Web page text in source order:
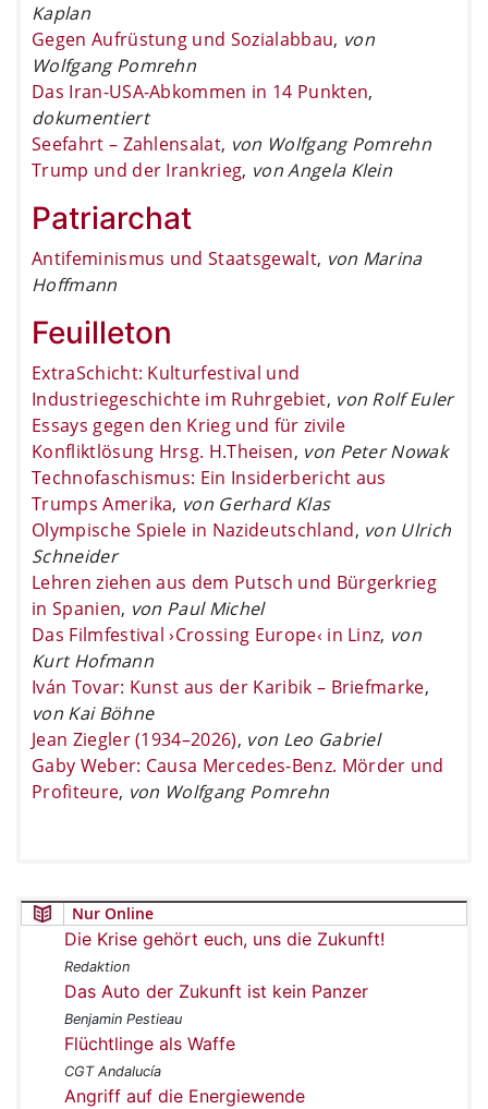
Kaplan
Gegen Aufrüstung und Sozialabbau, von
Wolfgang Pomrehn
Das Iran-USA-Abkommen in 14 Punkten,
dokumentiert
Seefahrt – Zahlensalat, von Wolfgang Pomrehn
Trump und der Irankrieg, von Angela Klein
Patriarchat
Antifeminismus und Staatsgewalt, von Marina
Hoffmann
Feuilleton
ExtraSchicht: Kulturfestival und
Industriegeschichte im Ruhrgebiet, von Rolf Euler
Essays gegen den Krieg und für zivile
Konfliktlösung Hrsg. H.Theisen, von Peter Nowak
Technofaschismus: Ein Insiderbericht aus
Trumps Amerika, von Gerhard Klas
Olympische Spiele in Nazideutschland, von Ulrich
Schneider
Lehren ziehen aus dem Putsch und Bürgerkrieg
in Spanien, von Paul Michel
Das Filmfestival ›Crossing Europe‹ in Linz, von
Kurt Hofmann
Iván Tovar: Kunst aus der Karibik – Briefmarke,
von Kai Böhne
Jean Ziegler (1934–2026), von Leo Gabriel
Gaby Weber: Causa Mercedes-Benz. Mörder und
Profiteure, von Wolfgang Pomrehn
Nur Online
Die Krise gehört euch, uns die Zukunft!
Redaktion
Das Auto der Zukunft ist kein Panzer
Benjamin Pestieau
Flüchtlinge als Waffe
CGT Andalucía
Angriff auf die Energiewende